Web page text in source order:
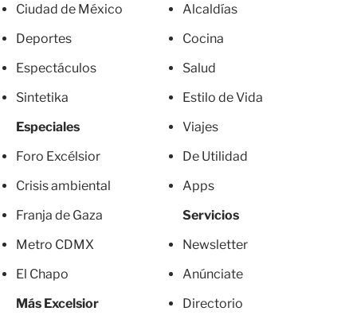
Ciudad de México
Deportes
Espectáculos
Sintetika
Especiales
Foro Excélsior
Crisis ambiental
Franja de Gaza
Metro CDMX
El Chapo
Más Excelsior
Alcaldías
Cocina
Salud
Estilo de Vida
Viajes
De Utilidad
Apps
Servicios
Newsletter
Anúnciate
Directorio